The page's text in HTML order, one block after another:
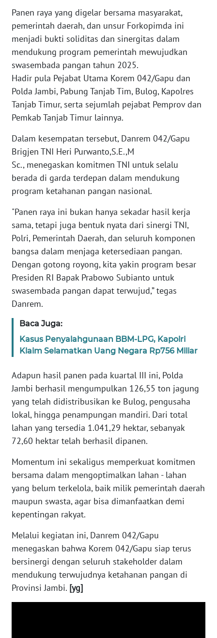
Panen raya yang digelar bersama masyarakat,
pemerintah daerah, dan unsur Forkopimda ini
menjadi bukti soliditas dan sinergitas dalam
mendukung program pemerintah mewujudkan
swasembada pangan tahun 2025.
Hadir pula Pejabat Utama Korem 042/Gapu dan
Polda Jambi, Pabung Tanjab Tim, Bulog, Kapolres
Tanjab Timur, serta sejumlah pejabat Pemprov dan
Pemkab Tanjab Timur lainnya.
Dalam kesempatan tersebut, Danrem 042/Gapu
Brigjen TNI Heri Purwanto,S.E.,M
Sc., menegaskan komitmen TNI untuk selalu
berada di garda terdepan dalam mendukung
program ketahanan pangan nasional.
"Panen raya ini bukan hanya sekadar hasil kerja
sama, tetapi juga bentuk nyata dari sinergi TNI,
Polri, Pemerintah Daerah, dan seluruh komponen
bangsa dalam menjaga ketersediaan pangan.
Dengan gotong royong, kita yakin program besar
Presiden RI Bapak Prabowo Subianto untuk
swasembada pangan dapat terwujud,” tegas
Danrem.
Baca Juga:
Kasus Penyalahgunaan BBM-LPG, Kapolri
Klaim Selamatkan Uang Negara Rp756 Miliar
Adapun hasil panen pada kuartal III ini, Polda
Jambi berhasil mengumpulkan 126,55 ton jagung
yang telah didistribusikan ke Bulog, pengusaha
lokal, hingga penampungan mandiri. Dari total
lahan yang tersedia 1.041,29 hektar, sebanyak
72,60 hektar telah berhasil dipanen.
Momentum ini sekaligus memperkuat komitmen
bersama dalam mengoptimalkan lahan - lahan
yang belum terkelola, baik milik pemerintah daerah
maupun swasta, agar bisa dimanfaatkan demi
kepentingan rakyat.
Melalui kegiatan ini, Danrem 042/Gapu
menegaskan bahwa Korem 042/Gapu siap terus
bersinergi dengan seluruh stakeholder dalam
mendukung terwujudnya ketahanan pangan di
Provinsi Jambi. [yg]
JABAR
WN
BANTEN
WN
NTT
KEPRI
WN
PAPUA
PAPUA
BARAT
RIAU
WN
SERAMBI
WN
JAMBI
WN
WN
NTB
WN
SULTENG
WN
SULBAR
WN
BABEL
WN
SUMBAR
WN